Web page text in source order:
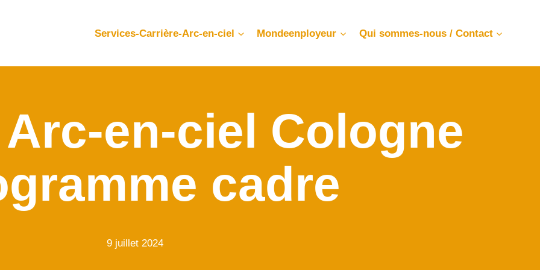
Services-Carrière-Arc-en-ciel Mondeenployeur Qui sommes-nous / Contact
en-ciel Cologne
cadre
9 juillet 2024